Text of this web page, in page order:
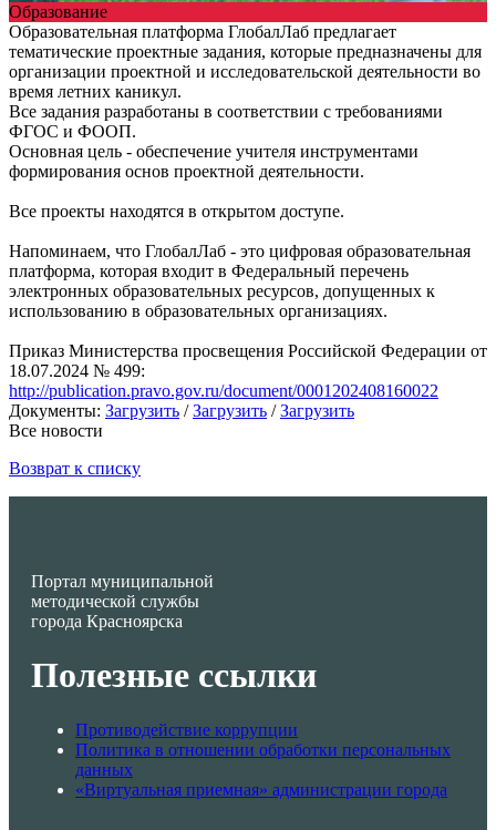
Образование
Образовательная платформа ГлобалЛаб предлагает
тематические проектные задания, которые предназначены для
организации проектной и исследовательской деятельности во
время летних каникул.
Все задания разработаны в соответствии с требованиями
ФГОС и ФООП.
Основная цель - обеспечение учителя инструментами
формирования основ проектной деятельности.
Все проекты находятся в открытом доступе.
Напоминаем, что ГлобалЛаб - это цифровая образовательная
платформа, которая входит в Федеральный перечень
электронных образовательных ресурсов, допущенных к
использованию в образовательных организациях.
Приказ Министерства просвещения Российской Федерации от
18.07.2024 № 499:
http://publication.pravo.gov.ru/document/0001202408160022
Документы: Загрузить /Загрузить /Загрузить
Все новости
Возврат к списку
Портал муниципальной
методической службы
города Красноярска
Полезные ссылки
Противодействие коррупции
Политика в отношении обработки персональных
данных
«Виртуальная приемная» администрации города